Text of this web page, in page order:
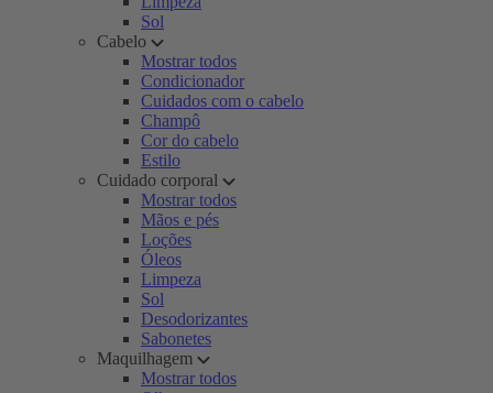
Sol
Cabelo
Mostrar todos
Condicionador
Cuidados com o cabelo
Champô
Cor do cabelo
Estilo
Cuidado corporal
Mostrar todos
Mãos e pés
Loções
Óleos
Limpeza
Sol
Desodorizantes
Sabonetes
Maquilhagem
Mostrar todos